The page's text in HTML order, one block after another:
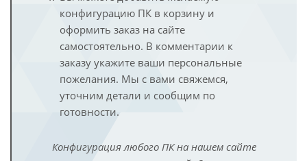
конфигурацию ПК в корзину и
оформить заказ на сайте
самостоятельно. В комментарии к
заказу укажите ваши персональные
пожелания. Мы с вами свяжемся,
уточним детали и сообщим по
готовности.
Конфигурация любого ПК на нашем сайте